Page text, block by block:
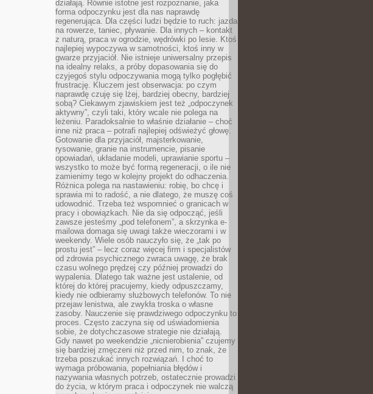
działają. Równie istotne jest rozpoznanie, jaka
forma odpoczynku jest dla nas naprawdę
regenerująca. Dla części ludzi będzie to ruch: jazda
na rowerze, taniec, pływanie. Dla innych – kontakt
z naturą, praca w ogrodzie, wędrówki po lesie. Ktoś
najlepiej wypoczywa w samotności, ktoś inny w
gwarze przyjaciół. Nie istnieje uniwersalny przepis
na idealny relaks, a próby dopasowania się do
czyjegoś stylu odpoczywania mogą tylko pogłębić
frustrację. Kluczem jest obserwacja: po czym
naprawdę czuję się lżej, bardziej obecny, bardziej
sobą? Ciekawym zjawiskiem jest też „odpoczynek
aktywny”, czyli taki, który wcale nie polega na
leżeniu. Paradoksalnie to właśnie działanie – choć
inne niż praca – potrafi najlepiej odświeżyć głowę.
Gotowanie dla przyjaciół, majsterkowanie,
rysowanie, granie na instrumencie, pisanie
opowiadań, układanie modeli, uprawianie sportu –
wszystko to może być formą regeneracji, o ile nie
zamienimy tego w kolejny projekt do odhaczenia.
Różnica polega na nastawieniu: robię, bo chcę i
sprawia mi to radość, a nie dlatego, że muszę coś
udowodnić. Trzeba też wspomnieć o granicach w
pracy i obowiązkach. Nie da się odpocząć, jeśli
zawsze jesteśmy „pod telefonem”, a skrzynka e-
mailowa domaga się uwagi także wieczorami i w
weekendy. Wiele osób nauczyło się, że „tak po
prostu jest” – lecz coraz więcej firm i specjalistów
od zdrowia psychicznego zwraca uwagę, że brak
czasu wolnego prędzej czy później prowadzi do
wypalenia. Dlatego tak ważne jest ustalenie, od
której do której pracujemy, kiedy odpuszczamy,
kiedy nie odbieramy służbowych telefonów. To nie
przejaw lenistwa, ale zwykła troska o własne
zasoby. Nauczenie się prawdziwego odpoczynku to
proces. Często zaczyna się od uświadomienia
sobie, że dotychczasowe strategie nie działają.
Gdy nawet po weekendzie „nicnierobienia” czujemy
się bardziej zmęczeni niż przed nim, to znak, że
trzeba poszukać innych rozwiązań. I choć to
wymaga próbowania, popełniania błędów i
nazywania własnych potrzeb, ostatecznie prowadzi
do życia, w którym praca i odpoczynek nie walczą